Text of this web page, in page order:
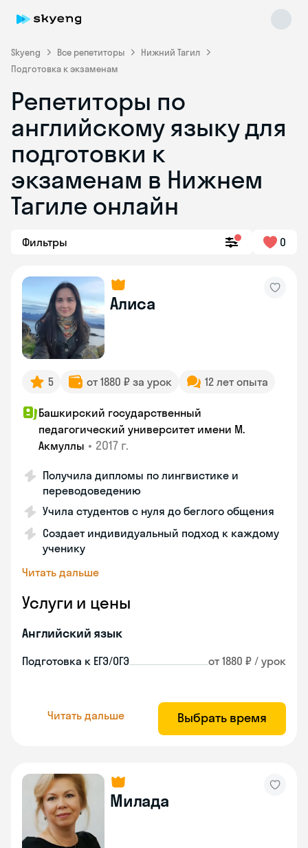
Skyeng Все репетиторы
Нижний Тагил
Подготовка к экзаменам
Репетиторы по
английскому языку для
подготовки к
экзаменам в Нижнем
Тагиле онлайн
Фильтры 0
Алиса
5 от 1880 ₽ за урок 12 лет опыта
Башкирский государственный
педагогический университет имени М.
Акмуллы • 2017 г.
Получила дипломы по лингвистике и
переводоведению
Учила студентов с нуля до беглого общения
Создает индивидуальный подход к каждому
ученику
Читать дальше
Услуги и цены
Английский язык
Подготовка к ЕГЭ/ОГЭ от 1880 ₽ / урок
Читать дальше Выбрать время
Милада
Skyeng Chat